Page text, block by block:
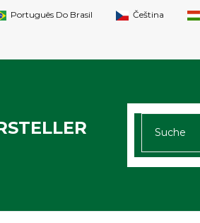
Português Do Brasil Čeština
NACH: